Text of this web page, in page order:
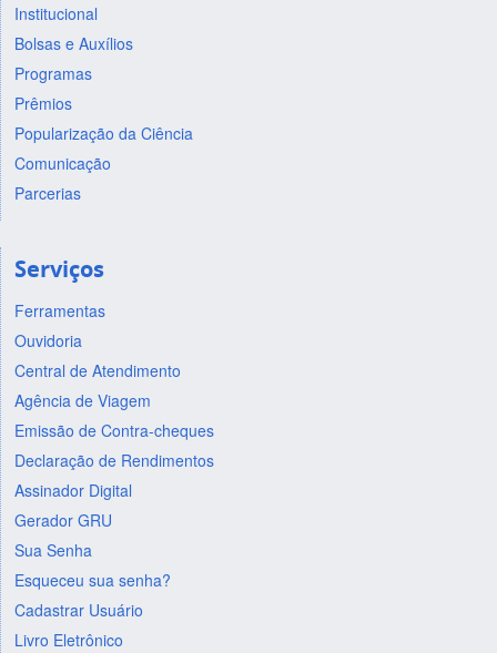
Institucional
Bolsas e Auxílios
Programas
Prêmios
Popularização da Ciência
Comunicação
Parcerias
Serviços
Ferramentas
Ouvidoria
Central de Atendimento
Agência de Viagem
Emissão de Contra-cheques
Declaração de Rendimentos
Assinador Digital
Gerador GRU
Sua Senha
Esqueceu sua senha?
Cadastrar Usuário
Livro Eletrônico